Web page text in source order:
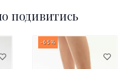
подивитись
-65%